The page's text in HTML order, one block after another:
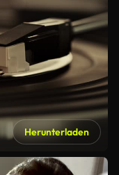
Herunterladen